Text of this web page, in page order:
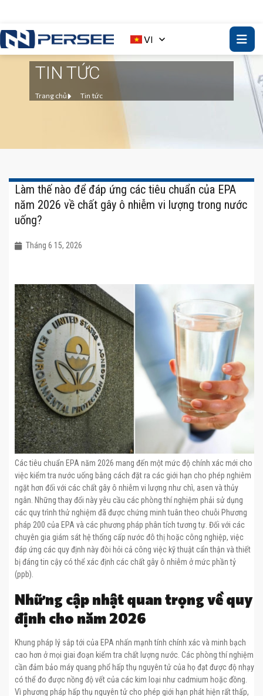
VI
TIN TỨC
Trang chủ Tin tức
Làm thế nào để đáp ứng các tiêu chuẩn của EPA
năm 2026 về chất gây ô nhiễm vi lượng trong nước
uống?
Tháng 6 15, 2026
Các tiêu chuẩn EPA năm 2026 mang đến một mức độ chính xác mới cho
việc kiểm tra nước uống bằng cách đặt ra các giới hạn cho phép nghiêm
ngặt hơn đối với các chất gây ô nhiễm vi lượng như chì, asen và thủy
ngân. Những thay đổi này yêu cầu các phòng thí nghiệm phải sử dụng
các quy trình thử nghiệm đã được chứng minh tuân theo chuỗi Phương
pháp 200 của EPA và các phương pháp phân tích tương tự. Đối với các
chuyên gia giám sát hệ thống cấp nước đô thị hoặc công nghiệp, việc
đáp ứng các quy định này đòi hỏi cả công việc kỹ thuật cẩn thận và thiết
bị đáng tin cậy có thể xác định các chất gây ô nhiễm ở mức phần tỷ
(ppb).
Những cập nhật quan trọng về quy
định cho năm 2026
Khung pháp lý sắp tới của EPA nhấn mạnh tính chính xác và minh bạch
cao hơn ở mọi giai đoạn kiểm tra chất lượng nước. Các phòng thí nghiệm
cần đảm bảo máy quang phổ hấp thụ nguyên tử của họ đạt được độ nhạy
có thể đo được nồng độ vết của các kim loại như cadmium hoặc đồng.
Vì phương pháp hấp thụ nguyên tử cho phép giới hạn phát hiện rất thấp,